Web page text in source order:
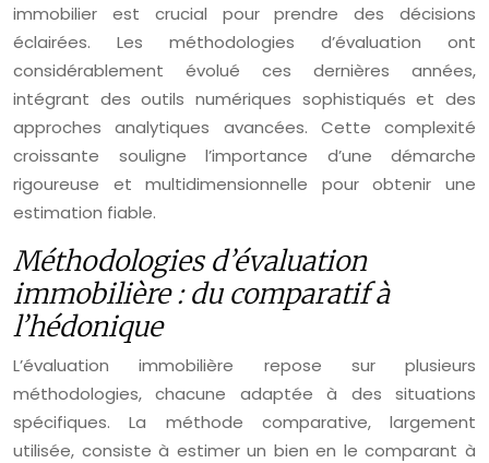
immobilier est crucial pour prendre des décisions
éclairées. Les méthodologies d’évaluation ont
considérablement évolué ces dernières années,
intégrant des outils numériques sophistiqués et des
approches analytiques avancées. Cette complexité
croissante souligne l’importance d’une démarche
rigoureuse et multidimensionnelle pour obtenir une
estimation fiable.
Méthodologies d’évaluation
immobilière : du comparatif à
l’hédonique
L’évaluation immobilière repose sur plusieurs
méthodologies, chacune adaptée à des situations
spécifiques. La méthode comparative, largement
utilisée, consiste à estimer un bien en le comparant à